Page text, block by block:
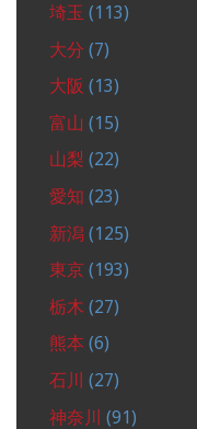
埼玉 (113)
大分 (7)
大阪 (13)
富山 (15)
山梨 (22)
愛知 (23)
新潟 (125)
東京 (193)
栃木 (27)
熊本 (6)
石川 (27)
神奈川 (91)